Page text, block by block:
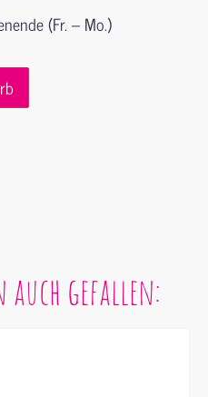
(Fr. – Mo.)
auch gefallen: